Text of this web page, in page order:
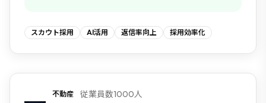
スカウト採用 AI活用 返信率向上 採用効率化
不動産 従業員数1000人